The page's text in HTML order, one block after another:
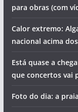
para obras (com
Calor extremo:
nacional acima
Está quase a
que concertos vai
Foto do dia: a